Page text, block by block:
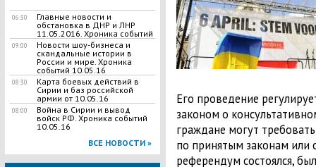
06:30
Главные новости и
обстановка в ДНР и ЛНР
11.05.2016. Хроника событий
09:00
Новости шоу-бизнеса и
скандальные истории в
России и мире. Хроника
событий 10.05.16
08:30
Карта боевых действий в
Сирии и баз российской
армии от 10.05.16
08:00
Война в Сирии и вывод
войск РФ. Хроника событий
10.05.16
ВСЕ НОВОСТИ »
Его проведение
законом о
граждане могут
по принятым законам или
референдум состоялся,